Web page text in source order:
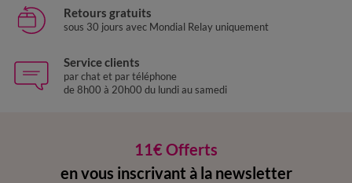
Retours gratuits
sous 30 jours avec Mondial Relay uniquement
Service clients
par chat et par téléphone
de 8h00 à 20h00 du lundi au samedi
11€ Offerts
en vous inscrivant à la newsletter